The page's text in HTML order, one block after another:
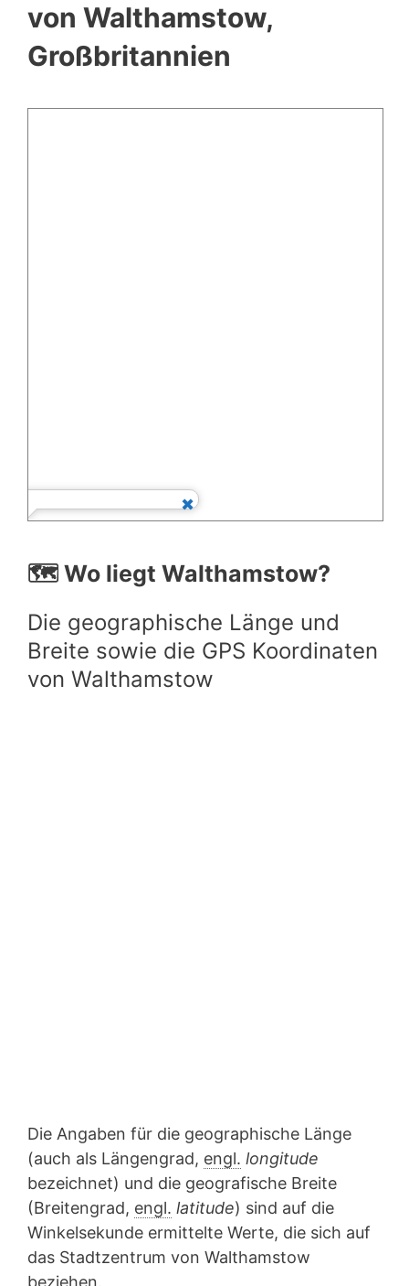
von Walthamstow,
Großbritannien
🗺️ Wo liegt Walthamstow?
Die geographische Länge und
Breite sowie die GPS Koordinaten
von Walthamstow
Die Angaben für die geographische Länge
(auch als Längengrad, engl. longitude
bezeichnet) und die geografische Breite
(Breitengrad, engl. latitude) sind auf die
Winkelsekunde ermittelte Werte, die sich auf
das Stadtzentrum von Walthamstow
beziehen.